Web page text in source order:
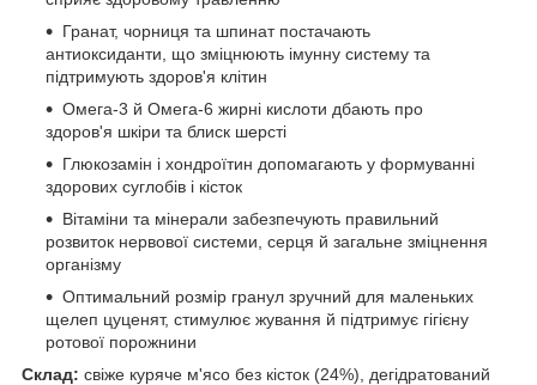
Гранат, чорниця та шпинат постачають
антиоксиданти, що зміцнюють імунну систему та
підтримують здоров'я клітин
Омега-3 й Омега-6 жирні кислоти дбають про
здоров'я шкіри та блиск шерсті
Глюкозамін і хондроїтин допомагають у формуванні
здорових суглобів і кісток
Вітаміни та мінерали забезпечують правильний
розвиток нервової системи, серця й загальне зміцнення
організму
Оптимальний розмір гранул зручний для маленьких
щелеп цуценят, стимулює жування й підтримує гігієну
ротової порожнини
Склад: свіже куряче м'ясо без кісток (24%), дегідратований